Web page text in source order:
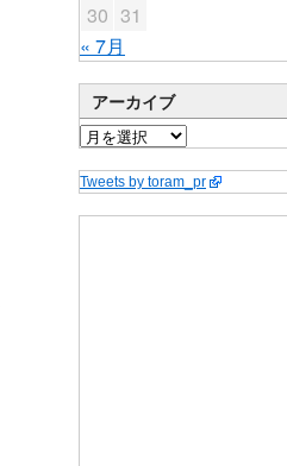
« 7月
30 31
アーカイブ
Tweets by toram_pr